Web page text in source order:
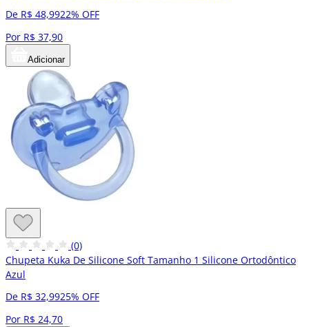
De R$ 48,9922% OFF
Por R$ 37,90
Adicionar
(0)
Chupeta Kuka De Silicone Soft Tamanho 1 Silicone Ortodôntico
Azul
De R$ 32,9925% OFF
Por R$ 24,70